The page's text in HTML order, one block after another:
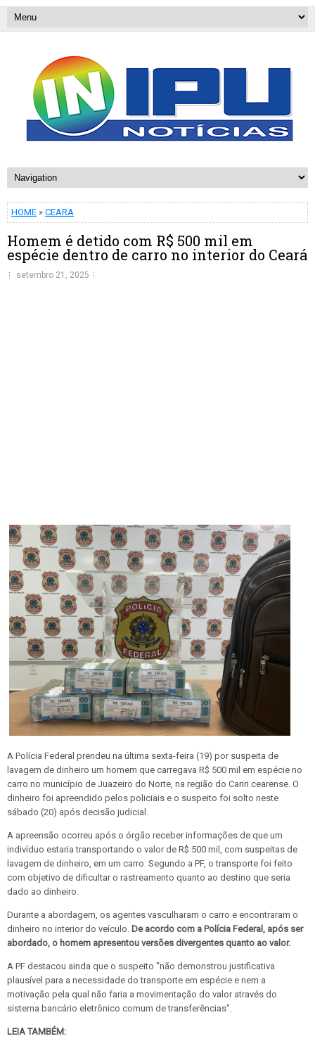
HOME » CEARA
Homem é detido com R$ 500 mil em
espécie dentro de carro no interior do Ceará
setembro 21, 2025
A Polícia Federal prendeu na última sexta-feira (19) por suspeita de
lavagem de dinheiro um homem que carregava R$ 500 mil em espécie no
carro no município de Juazeiro do Norte, na região do Cariri cearense. O
dinheiro foi apreendido pelos policiais e o suspeito foi solto neste
sábado (20) após decisão judicial.
A apreensão ocorreu após o órgão receber informações de que um
indivíduo estaria transportando o valor de R$ 500 mil, com suspeitas de
lavagem de dinheiro, em um carro. Segundo a PF, o transporte foi feito
com objetivo de dificultar o rastreamento quanto ao destino que seria
dado ao dinheiro.
Durante a abordagem, os agentes vasculharam o carro e encontraram o
dinheiro no interior do veículo. De acordo com a Polícia Federal, após ser
abordado, o homem apresentou versões divergentes quanto ao valor.
A PF destacou ainda que o suspeito "não demonstrou justificativa
plausível para a necessidade do transporte em espécie e nem a
motivação pela qual não faria a movimentação do valor através do
sistema bancário eletrônico comum de transferências".
LEIA TAMBÉM: